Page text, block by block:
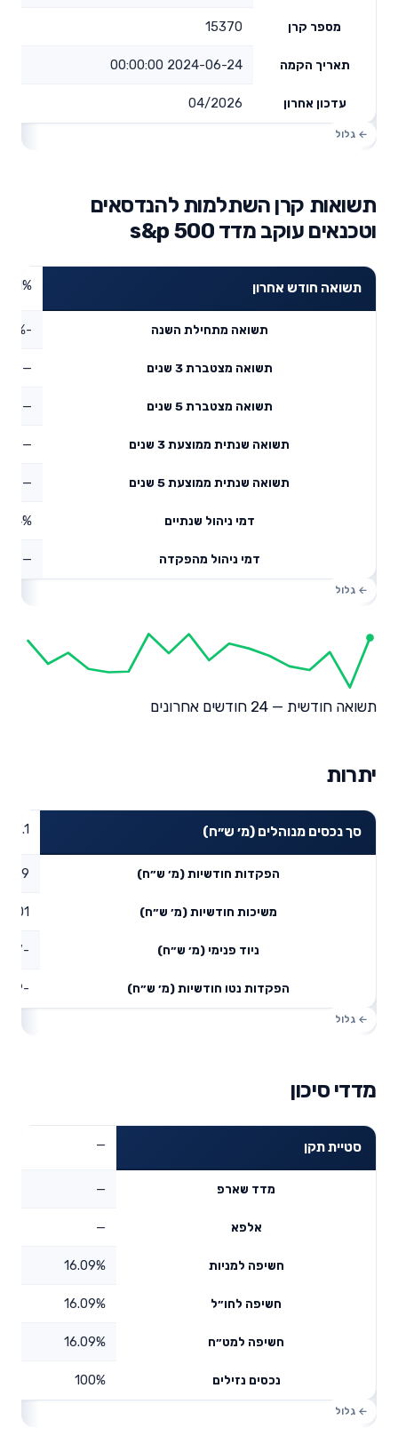
מספר קרן 15370
תאריך הקמה 2024-06-24 00:00:00
עדכון אחרון 04/2026
תשואות קרן השתלמות להנדסאים
וטכנאים עוקב מדד s&p 500
תשואה חודש אחרון
תשואה מתחילת השנה -4%
תשואה מצטברת 3 שנים —
תשואה מצטברת 5 שנים —
תשואה שנתית ממוצעת 3 שנים —
תשואה שנתית ממוצעת 5 שנים —
דמי ניהול שנתיים
דמי ניהול מהפקדה —
תשואה חודשית — 24 חודשים אחרונים
יתרות
סך נכסים מנוהלים (מ׳ ש״ח) 16.1
הפקדות חודשיות (מ׳ ש״ח) 0.19
משיכות חודשיות (מ׳ ש״ח) 0.01
ניוד פנימי (מ׳ ש״ח) -0.87
הפקדות נטו חודשיות (מ׳ ש״ח) -0.69
מדדי סיכון
סטיית תקן —
מדד שארפ —
אלפא —
חשיפה למניות 16.09%
חשיפה לחו״ל 16.09%
חשיפה למט״ח 16.09%
נכסים נזילים 100%